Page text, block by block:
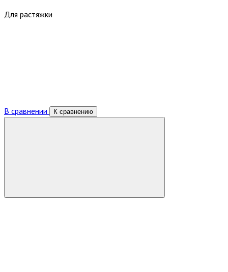
Для растяжки
В сравнении К сравнению